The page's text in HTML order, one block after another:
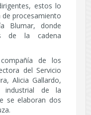
estos lo
de procesamiento
Blumar, donde
de la cadena
de los
del Servicio
Alicia Gallardo,
industrial de la
se elaboran dos